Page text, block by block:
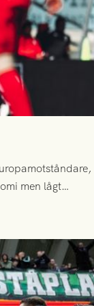
men lågt
individuell